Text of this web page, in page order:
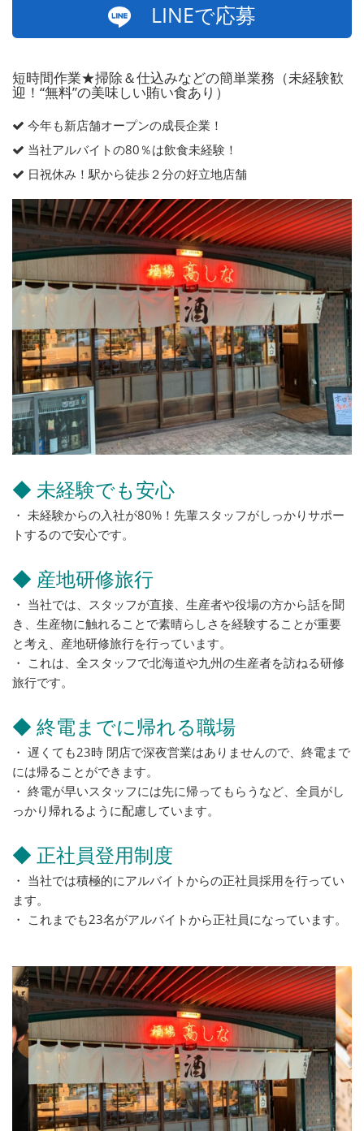
LINEで応募
短時間作業★掃除＆仕込みなどの簡単業務（未経験歓
迎！“無料”の美味しい賄い食あり）
今年も新店舗オープンの成長企業！
当社アルバイトの80％は飲食未経験！
日祝休み！駅から徒歩２分の好立地店舗
◆ 未経験でも安心
・ 未経験からの入社が80%！先輩スタッフがしっかりサポー
トするので安心です。
◆ 産地研修旅行
・ 当社では、スタッフが直接、生産者や役場の方から話を聞
き、生産物に触れることで素晴らしさを経験することが重要
と考え、産地研修旅行を行っています。
・ これは、全スタッフで北海道や九州の生産者を訪ねる研修
旅行です。
◆ 終電までに帰れる職場
・ 遅くても23時 閉店で深夜営業はありませんので、終電まで
には帰ることができます。
・ 終電が早いスタッフには先に帰ってもらうなど、全員がし
っかり帰れるように配慮しています。
◆ 正社員登用制度
・ 当社では積極的にアルバイトからの正社員採用を行ってい
ます。
・ これまでも23名がアルバイトから正社員になっています。